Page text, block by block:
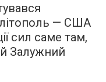
— США
сил саме там,
Залужний